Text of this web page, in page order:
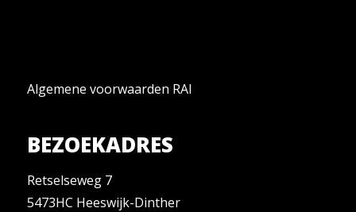
Algemene voorwaarden RAI
BEZOEKADRES
Retselseweg 7
5473HC Heeswijk-Dinther